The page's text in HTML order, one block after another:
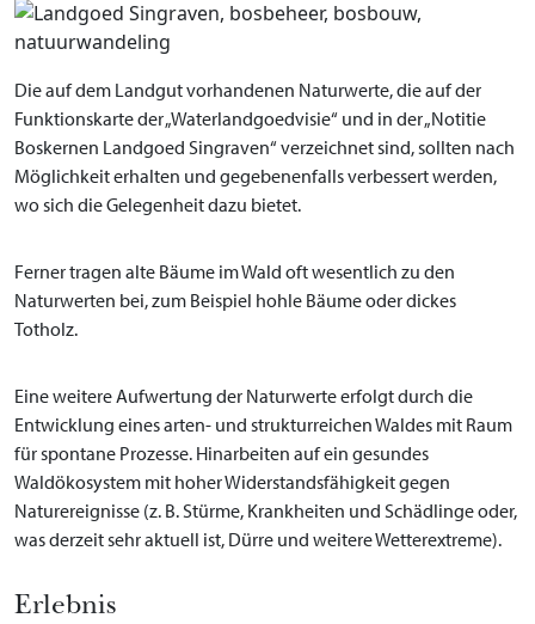
Die auf dem Landgut vorhandenen Naturwerte, die auf der
Funktionskarte der „Waterlandgoedvisie“ und in der „Notitie
Boskernen Landgoed Singraven“ verzeichnet sind, sollten nach
Möglichkeit erhalten und gegebenenfalls verbessert werden,
wo sich die Gelegenheit dazu bietet.
Ferner tragen alte Bäume im Wald oft wesentlich zu den
Naturwerten bei, zum Beispiel hohle Bäume oder dickes
Totholz.
Eine weitere Aufwertung der Naturwerte erfolgt durch die
Entwicklung eines arten- und strukturreichen Waldes mit Raum
für spontane Prozesse. Hinarbeiten auf ein gesundes
Waldökosystem mit hoher Widerstandsfähigkeit gegen
Naturereignisse (z. B. Stürme, Krankheiten und Schädlinge oder,
was derzeit sehr aktuell ist, Dürre und weitere Wetterextreme).
Erlebnis